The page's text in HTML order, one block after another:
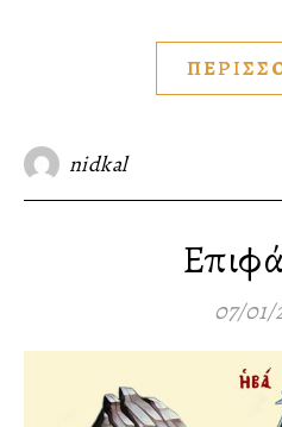
nidkal
07/01/